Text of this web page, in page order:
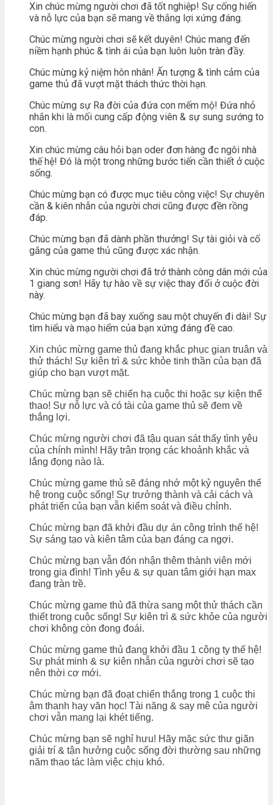
Xin chúc mừng người chơi đã tốt nghiệp! Sự cống hiến
và nỗ lực của bạn sẽ mang về thắng lợi xứng đáng.
Chúc mừng người chơi sẽ kết duyên! Chúc mang đến
niềm hạnh phúc & tình ái của bạn luôn luôn tràn đầy.
Chúc mừng kỷ niệm hôn nhân! Ấn tượng & tình cảm của
game thủ đã vượt mặt thách thức thời hạn.
Chúc mừng sự Ra đời của đứa con mếm mộ! Đứa nhỏ
nhắn khi là mối cung cấp động viên & sự sung sướng to
con.
Xin chúc mừng câu hỏi bạn oder đơn hàng đc ngôi nhà
thế hệ! Đó là một trong những bước tiến cần thiết ở cuộc
sống.
Chúc mừng bạn có được mục tiêu công việc! Sự chuyên
cần & kiên nhẫn của người chơi cũng được đền rồng
đáp.
Chúc mừng bạn đã dành phần thưởng! Sự tài giỏi và cố
gắng của game thủ cũng được xác nhận.
Xin chúc mừng người chơi đã trở thành công dân mới của
1 giang sơn! Hãy tự hào về sự việc thay đổi ở cuộc đời
này.
Chúc mừng bạn đã bay xuống sau một chuyến đi dài! Sự
tìm hiểu và mạo hiểm của bạn xứng đáng đề cao.
Xin chúc mừng game thủ đang khắc phục gian truân và
thử thách! Sự kiên trì & sức khỏe tinh thần của bạn đã
giúp cho bạn vượt mặt.
Chúc mừng bạn sẽ chiến hạ cuộc thi hoặc sự kiện thể
thao! Sự nỗ lực và có tài của game thủ sẽ đem về
thắng lợi.
Chúc mừng người chơi đã tậu quan sát thấy tình yêu
của chính mình! Hãy trân trọng các khoảnh khắc và
lắng đọng nào là.
Chúc mừng game thủ sẽ đáng nhớ một kỷ nguyên thế
hệ trong cuộc sống! Sự trưởng thành và cải cách và
phát triển của bạn vẫn kiểm soát và điều chỉnh.
Chúc mừng bạn đã khởi đầu dự án công trình thế hệ!
Sự sáng tạo và kiên tâm của bạn đáng ca ngợi.
Chúc mừng bạn vẫn đón nhận thêm thành viên mới
trong gia đình! Tình yêu & sự quan tâm giới hạn max
đang tràn trề.
Chúc mừng game thủ đã thừa sang một thử thách cần
thiết trong cuộc sống! Sự kiên trì & sức khỏe của người
chơi không còn đong đoái.
Chúc mừng game thủ đang khởi đầu 1 công ty thế hệ!
Sự phát minh & sự kiên nhẫn của người chơi sẽ tạo
nên thời cơ mới.
Chúc mừng bạn đã đoạt chiến thắng trong 1 cuộc thi
âm thanh hay văn học! Tài năng & say mê của người
chơi vẫn mang lại khét tiếng.
Chúc mừng bạn sẽ nghỉ hưu! Hãy mặc sức thư giãn
giải trí & tận hưởng cuộc sống đời thường sau những
năm thao tác làm việc chịu khó.